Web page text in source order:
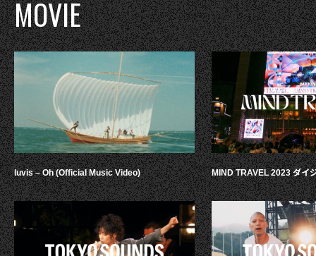
MOVIE
luvis – Oh (Official Music Video) MIND TRAVEL 2023 ダイ